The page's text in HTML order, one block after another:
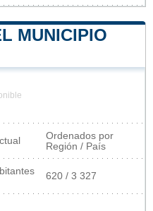
MUNICIPIO
Ordenados por
Región / País
620 / 3 327